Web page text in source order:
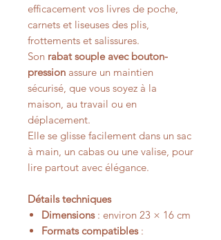
efficacement vos livres de poche,
carnets et liseuses des plis,
frottements et salissures.
Son rabat souple avec bouton-
pression assure un maintien
sécurisé, que vous soyez à la
maison, au travail ou en
déplacement.
Elle se glisse facilement dans un sac
à main, un cabas ou une valise, pour
lire partout avec élégance.
Détails techniques
Dimensions: environ 23 × 16 cm
Formats compatibles: